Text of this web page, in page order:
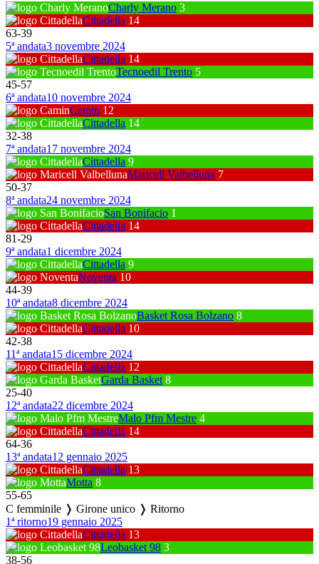
Charly Merano 3
Cittadella 14
63-39
5ª andata3 novembre 2024
Cittadella 14
Tecnoedil Trento 5
45-57
6ª andata10 novembre 2024
Camin 12
Cittadella 14
32-38
7ª andata17 novembre 2024
Cittadella 9
Maricell Valbelluna 7
50-37
8ª andata24 novembre 2024
San Bonifacio 1
Cittadella 14
81-29
9ª andata1 dicembre 2024
Cittadella 9
Noventa 10
44-39
10ª andata8 dicembre 2024
Basket Rosa Bolzano 8
Cittadella 10
42-38
11ª andata15 dicembre 2024
Cittadella 12
Garda Basket 8
25-40
12ª andata22 dicembre 2024
Malo Pfm Mestre 4
Cittadella 14
64-36
13ª andata12 gennaio 2025
Cittadella 13
Motta 8
55-65
C femminile ❭ Girone unico ❭ Ritorno
1ª ritorno19 gennaio 2025
Cittadella 13
Leobasket 98 3
38-56